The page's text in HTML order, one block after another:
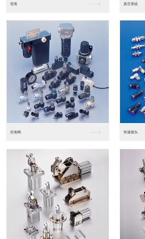
进口松下PLC2 进口松下PLC
东莞松下PLC 松下人机界面